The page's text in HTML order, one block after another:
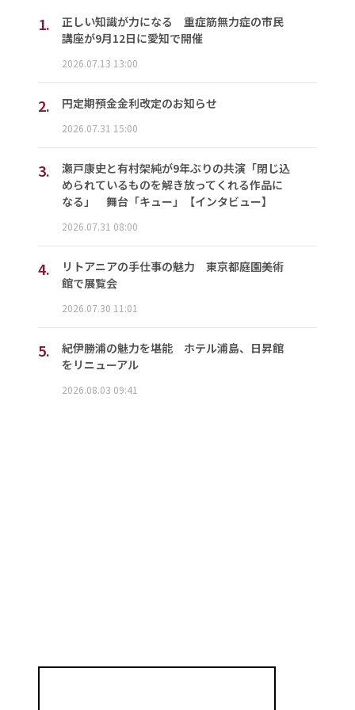
1.
正しい知識が力になる 重症筋無力症の市民
講座が9月12日に愛知で開催
2026.07.13 13:00
2. 円定期預金金利改定のお知らせ
2026.07.31 15:00
3.
瀬戸康史と有村架純が9年ぶりの共演「閉じ込
められているものを解き放ってくれる作品に
なる」 舞台「キュー」【インタビュー】
2026.07.31 08:00
4.
リトアニアの手仕事の魅力 東京都庭園美術
館で展覧会
2026.07.30 11:01
5.
紀伊勝浦の魅力を堪能 ホテル浦島、日昇館
をリニューアル
2026.08.03 09:41